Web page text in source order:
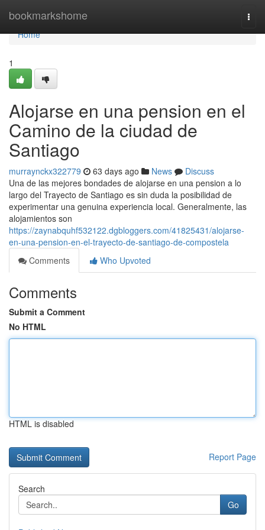
bookmarkshome
Home
Home
1
Alojarse en una pension en el
Camino de la ciudad de
Santiago
murraynckx322779 63 days ago News
Discuss
Una de las mejores bondades de alojarse en una pension a lo
largo del Trayecto de Santiago es sin duda la posibilidad de
experimentar una genuina experiencia local. Generalmente, las
alojamientos son
https://zaynabquhf532122.dgbloggers.com/41825431/alojarse-
en-una-pension-en-el-trayecto-de-santiago-de-compostela
Comments
Who Upvoted
Comments
Submit a Comment
No HTML
HTML is disabled
Report Page
Search
Go